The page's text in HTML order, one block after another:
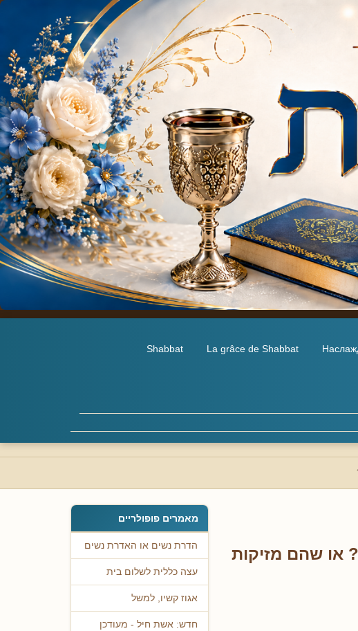
La grâce de Shabbat
Shabbat
או שהם מזיקות
מאמרים פופולריים
הדרת נשים או האדרת נשים
עצה כללית לשלום בית
אגוז קשיו, למשל
חדש: אשת חיל - מעודכן